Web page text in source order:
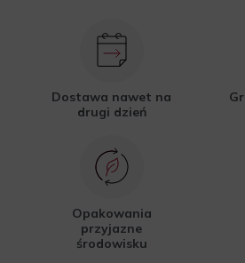
Dostawa nawet na
drugi dzień
Opakowania
przyjazne
środowisku